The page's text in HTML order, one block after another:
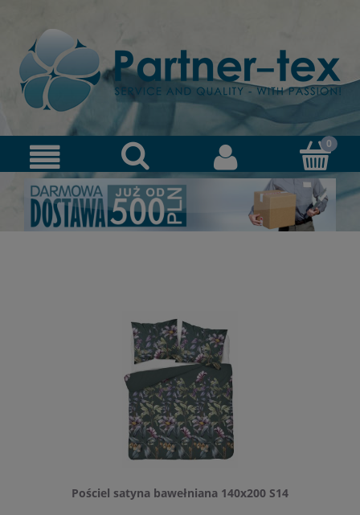
Pościel satyna bawełniana 140x200 S14